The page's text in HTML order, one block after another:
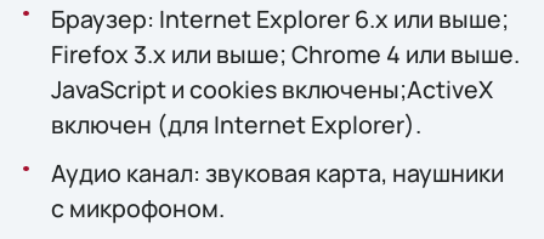
Браузер: Internet Explorer 6.x или выше;
Firefox 3.x или выше; Chrome 4 или выше.
JavaScript и cookies включены;ActiveX
включен (для Internet Explorer).
Аудио канал: звуковая карта, наушники
с микрофоном.